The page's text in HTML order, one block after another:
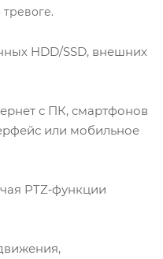
HDD/SSD, внешних
с ПК, смартфонов
или мобильное
PTZ‑функции